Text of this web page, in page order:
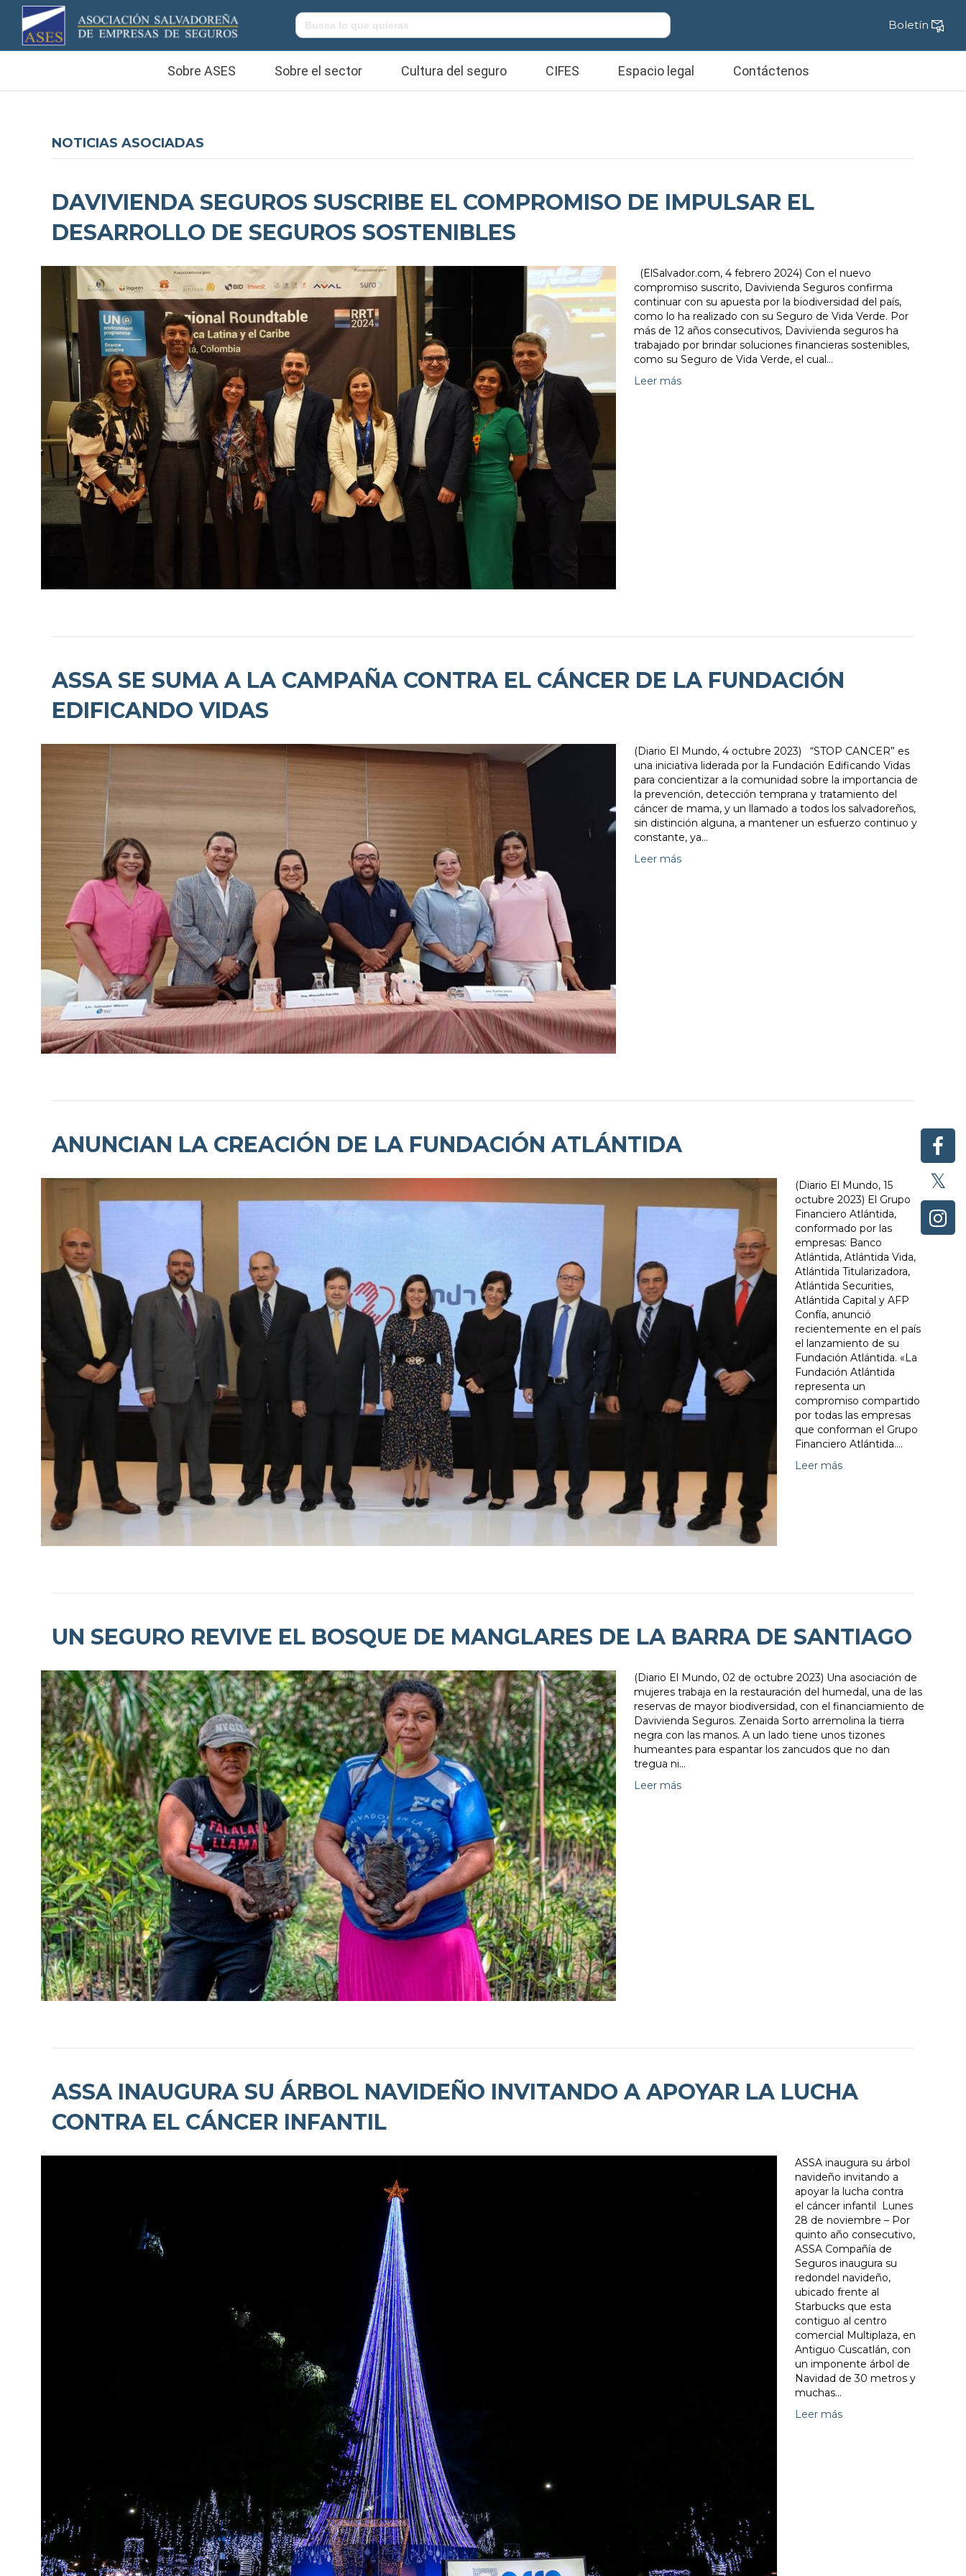
Buscar:
Boletín
Sobre ASES Sobre el sector Cultura del seguro CIFES Espacio legal Contáctenos
NOTICIAS ASOCIADAS
DAVIVIENDA SEGUROS SUSCRIBE EL COMPROMISO DE IMPULSAR EL
DESARROLLO DE SEGUROS SOSTENIBLES
(ElSalvador.com, 4 febrero 2024) Con el nuevo
compromiso suscrito, Davivienda Seguros confirma
continuar con su apuesta por la biodiversidad del país,
como lo ha realizado con su Seguro de Vida Verde. Por
más de 12 años consecutivos, Davivienda seguros ha
trabajado por brindar soluciones financieras sostenibles,
como su Seguro de Vida Verde, el cual…
Leer más
ASSA SE SUMA A LA CAMPAÑA CONTRA EL CÁNCER DE LA FUNDACIÓN
EDIFICANDO VIDAS
(Diario El Mundo, 4 octubre 2023) “STOP CANCER” es
una iniciativa liderada por la Fundación Edificando Vidas
para concientizar a la comunidad sobre la importancia de
la prevención, detección temprana y tratamiento del
cáncer de mama, y un llamado a todos los salvadoreños,
sin distinción alguna, a mantener un esfuerzo continuo y
constante, ya…
Leer más
ANUNCIAN LA CREACIÓN DE LA FUNDACIÓN ATLÁNTIDA
(Diario El Mundo, 15
octubre 2023) El Grupo
Financiero Atlántida,
conformado por las
empresas: Banco
Atlántida, Atlántida Vida,
Atlántida Titularizadora,
Atlántida Securities,
Atlántida Capital y AFP
Confía, anunció
recientemente en el país
el lanzamiento de su
Fundación Atlántida. «La
Fundación Atlántida
representa un
compromiso compartido
por todas las empresas
que conforman el Grupo
Financiero Atlántida.…
Leer más
UN SEGURO REVIVE EL BOSQUE DE MANGLARES DE LA BARRA DE SANTIAGO
(Diario El Mundo, 02 de octubre 2023) Una asociación de
mujeres trabaja en la restauración del humedal, una de las
reservas de mayor biodiversidad, con el financiamiento de
Davivienda Seguros. Zenaida Sorto arremolina la tierra
negra con las manos. A un lado tiene unos tizones
humeantes para espantar los zancudos que no dan
tregua ni…
Leer más
ASSA INAUGURA SU ÁRBOL NAVIDEÑO INVITANDO A APOYAR LA LUCHA
CONTRA EL CÁNCER INFANTIL
ASSA inaugura su árbol
navideño invitando a
apoyar la lucha contra
el cáncer infantil Lunes
28 de noviembre – Por
quinto año consecutivo,
ASSA Compañía de
Seguros inaugura su
redondel navideño,
ubicado frente al
Starbucks que esta
contiguo al centro
comercial Multiplaza, en
Antiguo Cuscatlán, con
un imponente árbol de
Navidad de 30 metros y
muchas…
Leer más